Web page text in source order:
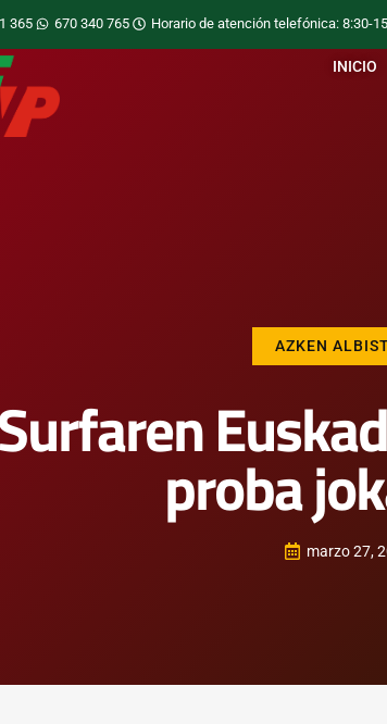
365 670 340 765 Horario de atención telefónica: 8:30-
INICIO
AZKEN
proba
marzo 27,